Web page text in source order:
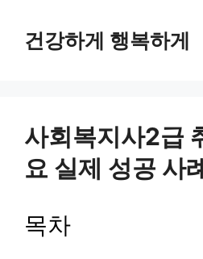
건강하게 행복하게
사회복지사2급
요 실제 성공 사
목차